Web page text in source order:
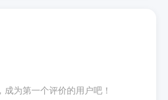
成为第一个评价的用户吧！